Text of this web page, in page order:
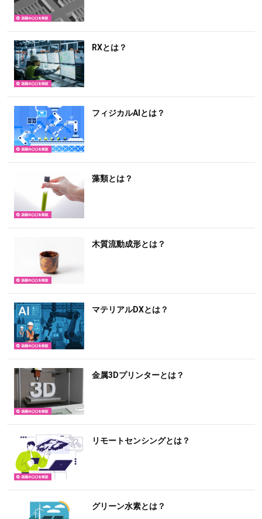
RXとは？
フィジカルAIとは？
藻類とは？
木質流動成形とは？
マテリアルDXとは？
金属3Dプリンターとは？
リモートセンシングとは？
グリーン水素とは？